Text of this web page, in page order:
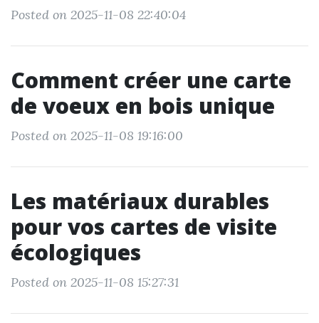
Posted on 2025-11-08 22:40:04
Comment créer une carte
de voeux en bois unique
Posted on 2025-11-08 19:16:00
Les matériaux durables
pour vos cartes de visite
écologiques
Posted on 2025-11-08 15:27:31